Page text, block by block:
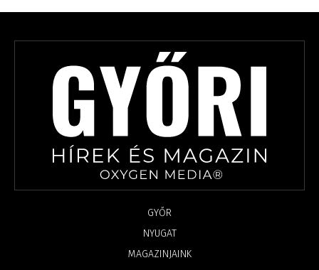
GYŐR
NYUGAT
MAGAZINJAINK